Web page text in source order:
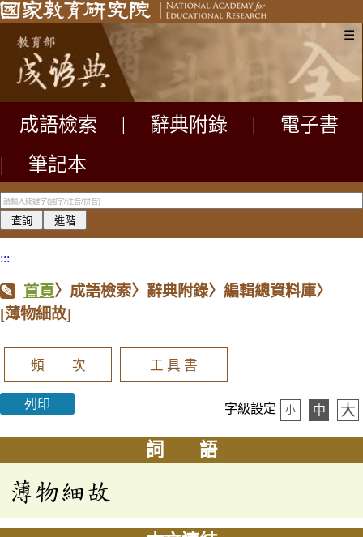
☰
成語檢索 辭典附錄
電子書
|
筆記本
:::
首頁〉成語檢索〉辭典附錄〉編輯總資料庫〉
[薄物細故]
頻 次 工 具 書
列印 字級設定 小 中 大
詞 語
薄物細故